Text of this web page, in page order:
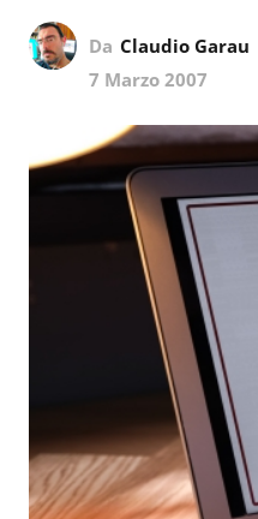
Da Claudio Garau
7 Marzo 2007